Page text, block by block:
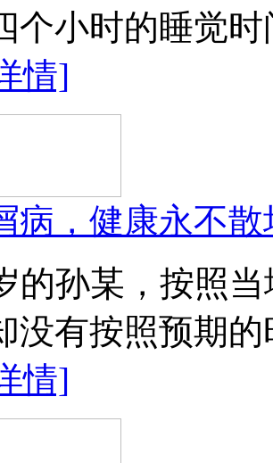
个小时的睡觉
情]
病，健康永不散
的孙某，按照
没有按照预期
情]